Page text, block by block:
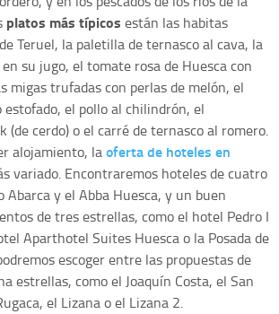
platos más típicos están las habitas
Teruel, la paletilla de ternasco al cava, la
su jugo, el tomate rosa de Huesca con
migas trufadas con perlas de melón, el
el pollo al chilindrón, el
(de cerdo) o el carré de ternasco al romero.
alojamiento, laoferta de hoteles en
variado. Encontraremos hoteles de cuatro
Abarca y el Abba Huesca, y un buen
de tres estrellas, como el hotel Pedro I
Aparthotel Suites Huesca o la Posada de
escoger entre las propuestas de
estrellas, como el Joaquín Costa, el San
el Lizana o el Lizana 2.